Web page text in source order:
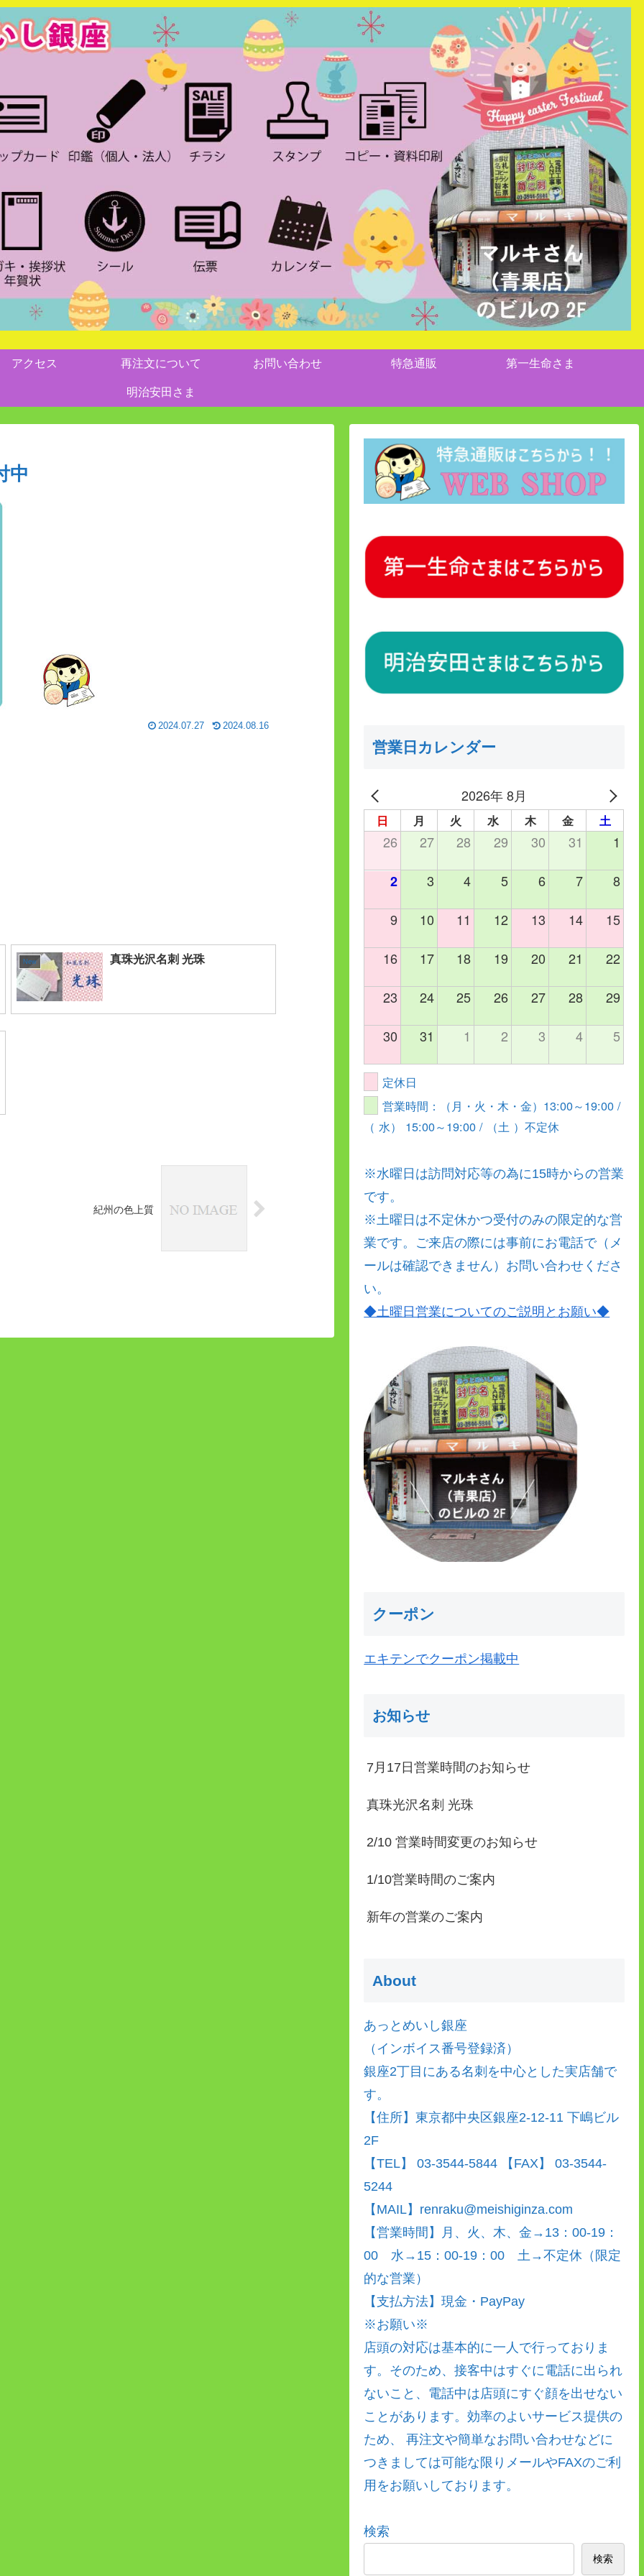
アクセス 再注文について お問い合わせ 特急通販 第一生命さま
明治安田さま
中
2024.07.27 2024.08.16
New 真珠光沢名刺 光珠
紀州の色上質
営業日カレンダー
2026年 8月
日 月 火 水 木 金 土
26 27 28 29 30 31 1
2 3 4 5 6 7 8
9 10 11 12 13 14 15
16 17 18 19 20 21 22
23 24 25 26 27 28 29
30 31 1 2 3 4 5
定休日
営業時間：（月・火・木・金）13:00～19:00 /
（ 水） 15:00～19:00 / （土 ）不定休
※水曜日は訪問対応等の為に15時からの営業
です。
※土曜日は不定休かつ受付のみの限定的な営
業です。ご来店の際には事前にお電話で（メ
ールは確認できません）お問い合わせくださ
い。
◆土曜日営業についてのご説明とお願い◆
クーポン
エキテンでクーポン掲載中
お知らせ
7月17日営業時間のお知らせ
真珠光沢名刺 光珠
2/10 営業時間変更のお知らせ
1/10営業時間のご案内
新年の営業のご案内
About
あっとめいし銀座
（インボイス番号登録済）
銀座2丁目にある名刺を中心とした実店舗で
す。
【住所】東京都中央区銀座2-12-11 下嶋ビル
2F
【TEL】 03-3544-5844 【FAX】 03-3544-
5244
【MAIL】renraku@meishiginza.com
【営業時間】月、火、木、金→13：00-19：
00 水→15：00-19：00 土→不定休（限定
的な営業）
【支払方法】現金・PayPay
※お願い※
店頭の対応は基本的に一人で行っておりま
す。そのため、接客中はすぐに電話に出られ
ないこと、電話中は店頭にすぐ顔を出せない
ことがあります。効率のよいサービス提供の
ため、 再注文や簡単なお問い合わせなどに
つきましては可能な限りメールやFAXのご利
用をお願いしております。
検索
検索